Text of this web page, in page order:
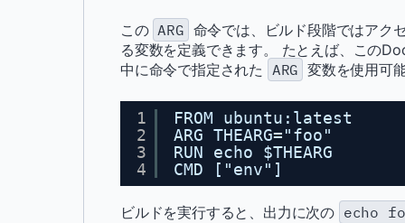
この ARG 命令では、ビルド段階ではアク
る変数を定義できます。 たとえば、この
中に命令で指定された ARG 変数を使用可
1
2
3
4
FROM ubuntu:latest
ARG THEARG="foo"
RUN echo $THEARG
CMD ["env"]
ビルドを実行すると、出力に次の echo